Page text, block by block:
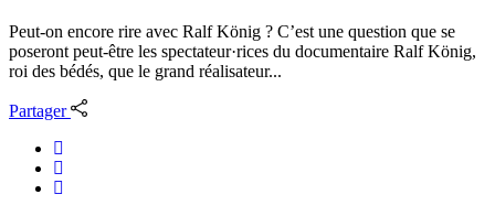
Peut-on encore rire avec Ralf König ? C’est une question que se
poseront peut-être les spectateur·rices du documentaire Ralf König,
roi des bédés, que le grand réalisateur...
Partager